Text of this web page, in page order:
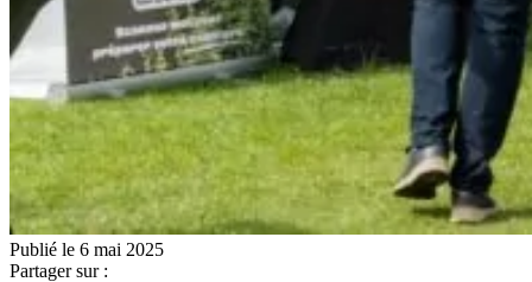
Publié le 6 mai 2025
Partager sur :